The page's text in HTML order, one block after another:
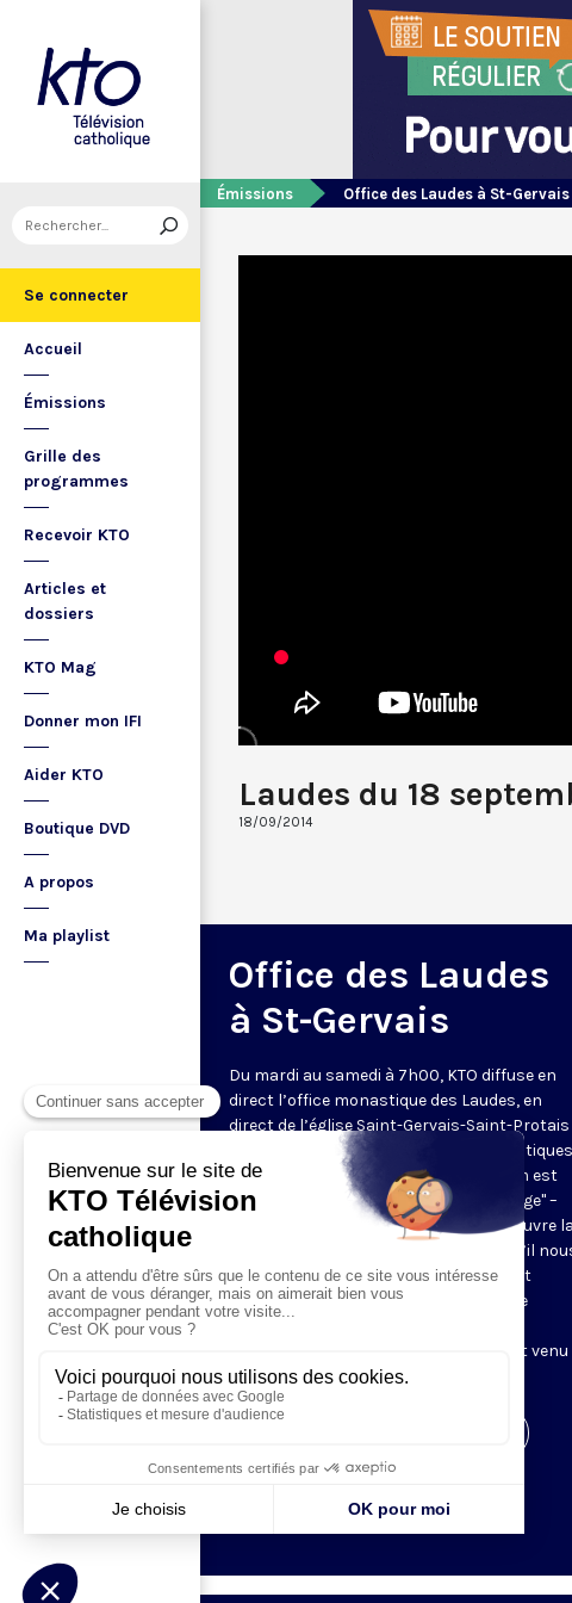
Se connecter
Accueil
Émissions
Grille des
programmes
Recevoir KTO
Articles et
dossiers
KTO Mag
Donner mon IFI
Aider KTO
Boutique DVD
A propos
Ma playlist
Émissions Office des Laudes à St-Gervais
Laudes du 18
18/09/2014
Office des Laudes
à St-Gervais
Du mardi au samedi à 7h00, KTO diffuse en
direct l’office monastique des Laudes, en
direct de l’église Saint-Gervais-Saint-Protais
(Paris IVe), avec les Fraternités Monastiques
de Jérusalem. Les Laudes – dont le nom est
dérivé du terme latin qui signifie "louange" –
sont d’abord la prière de louange qui ouvre la
journée pour remercier Dieu du don qu’il
fait de ce jour nouveau, et le placer tout
entier sous son regard. Mais son heure
Résurrection du Seigneur, "soleil levant venu
nous visiter" (Lc 1,28).